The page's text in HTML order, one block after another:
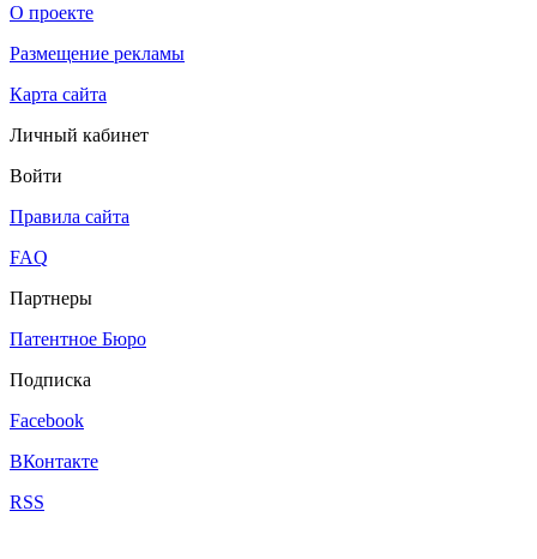
О проекте
Размещение рекламы
Карта сайта
Личный кабинет
Войти
Правила сайта
FAQ
Партнеры
Патентное Бюро
Подписка
Facebook
ВКонтакте
RSS